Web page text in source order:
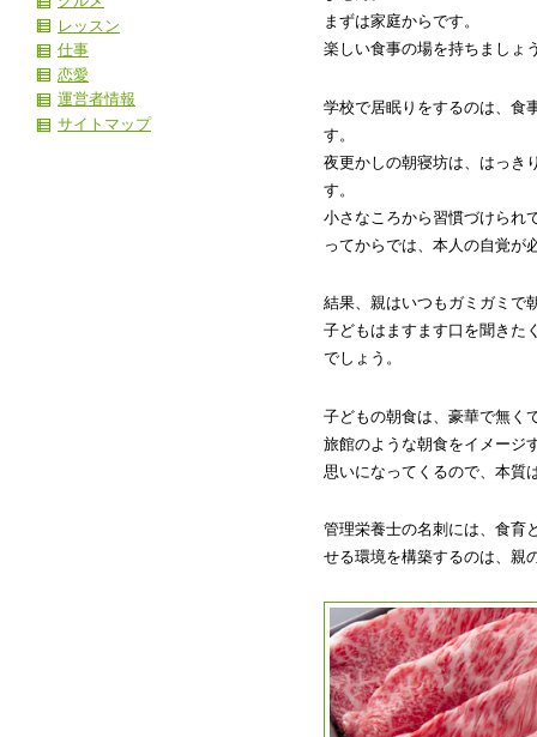
まずは家庭からです。
楽しい食事の場を持ちましょ
学校で居眠りをするのは、食
す。
夜更かしの朝寝坊は、はっき
す。
小さなころから習慣づけられ
ってからでは、本人の自覚が
結果、親はいつもガミガミで
子どもはますます口を聞きた
でしょう。
子どもの朝食は、豪華で無く
旅館のような朝食をイメージ
思いになってくるので、本質
管理栄養士の名刺には、食育
せる環境を構築するのは、親
レッスン
仕事
恋愛
運営者情報
サイトマップ